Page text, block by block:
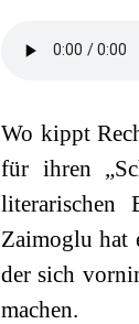
Wo kippt
für ihren
Zaimoglu hat
der sich
machen.